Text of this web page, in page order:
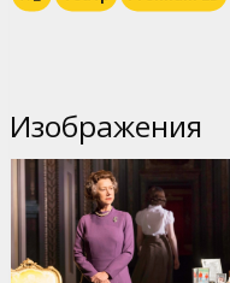
Изображения